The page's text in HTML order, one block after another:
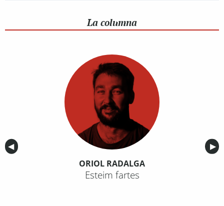
La columna
Anterior
◀︎ ▶︎
ORIOL RADALGA
Esteim fartes